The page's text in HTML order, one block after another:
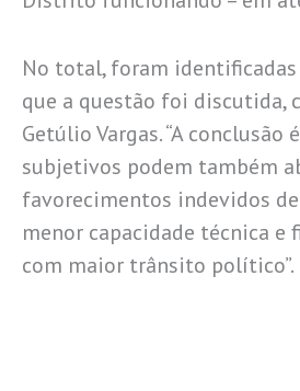
No total, foram identificadas
que a questão foi discutida,
Getúlio Vargas. “A conclusão
subjetivos podem também
favorecimentos indevidos
menor capacidade técnica e
com maior trânsito político”.